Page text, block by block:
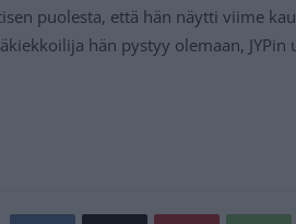
puolesta, että hän näytti viime
hän pystyy olemaan,